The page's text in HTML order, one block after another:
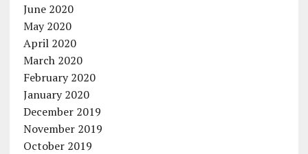
June 2020
May 2020
April 2020
March 2020
February 2020
January 2020
December 2019
November 2019
October 2019